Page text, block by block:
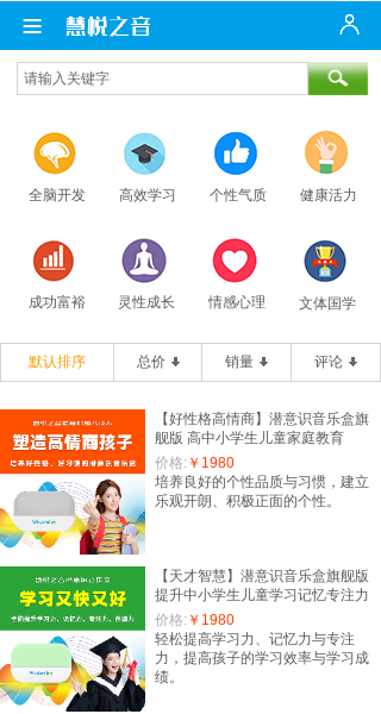
全脑开发 高效学习 个性气质 健康活力
情感心理
成功富裕 文体国学
灵性成长
默认排序 总价 销量 评论
【好性格高情商】潜意识音乐盒旗
舰版 高中小学生儿童家庭教育
价格: ￥1980
培养良好的个性品质与习惯，建立
乐观开朗、积极正面的个性。
【天才智慧】潜意识音乐盒旗舰版
提升中小学生儿童学习记忆专注力
价格: ￥1980
轻松提高学习力、记忆力与专注
力，提高孩子的学习效率与学习成
绩。